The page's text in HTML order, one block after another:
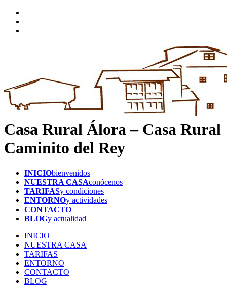
Casa Rural Álora – Casa Rural
Caminito del Rey
INICIObienvenidos
NUESTRA CASAconócenos
TARIFASy condiciones
ENTORNOy actividades
CONTACTO
BLOGy actualidad
INICIO
NUESTRA CASA
TARIFAS
ENTORNO
CONTACTO
BLOG